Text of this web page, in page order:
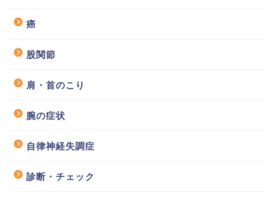
癌
股関節
肩・首のこり
腕の症状
自律神経失調症
診断・チェック